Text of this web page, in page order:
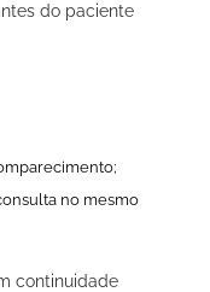
do paciente
no mesmo
continuidade